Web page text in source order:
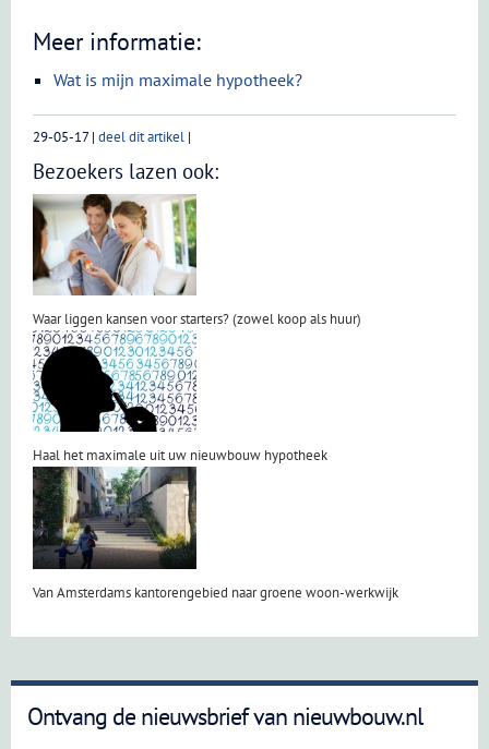
Meer informatie:
Wat is mijn maximale hypotheek?
29-05-17| deel dit artikel |
Bezoekers lazen ook:
Waar liggen kansen voor starters? (zowel koop als huur)
Haal het maximale uit uw nieuwbouw hypotheek
Van Amsterdams kantorengebied naar groene woon-werkwijk
Ontvang de nieuwsbrief van nieuwbouw.nl